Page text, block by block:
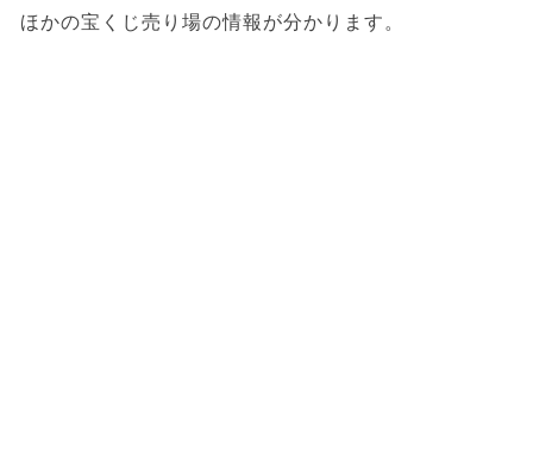
ほかの宝くじ売り場の情報が分かります。